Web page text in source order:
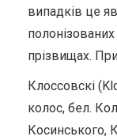
випадків це
полонізованих
прізвищах.
Клоссовскі
колос, бел.
Косинського,